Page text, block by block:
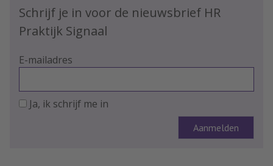
Schrijf je in voor de nieuwsbrief HR
Praktijk Signaal
E-mailadres
Ja, ik schrijf me in